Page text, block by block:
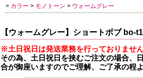
> カラー > モノトーン > ウォームグレー
【ウォームグレー】ショートボブ bo-
※土日祝日は発送業務を行っておりません
その為、土日祝日を挟むご注文の場合、
合が御座いますのでご理解、ご了承の程